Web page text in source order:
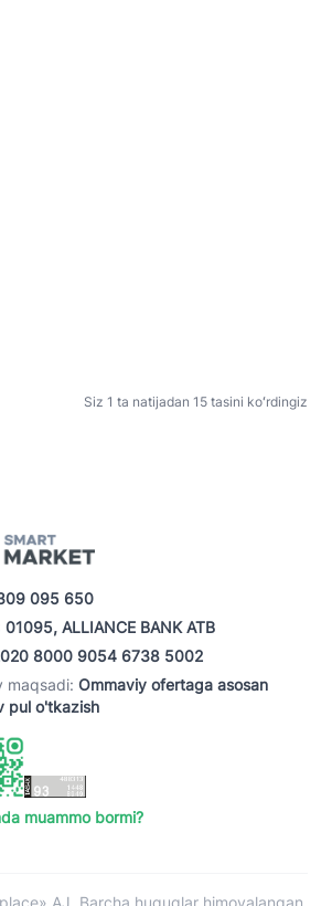
Siz 1 ta natijadan 15 tasini koʻrdingiz
095 650
01095, ALLIANCE BANK ATB
8000 9054 6738 5002
maqsadi: Ommaviy ofertaga asosan
pul o'tkazish
muammo bormi?
AJ. Barcha huquqlar himoyalangan.